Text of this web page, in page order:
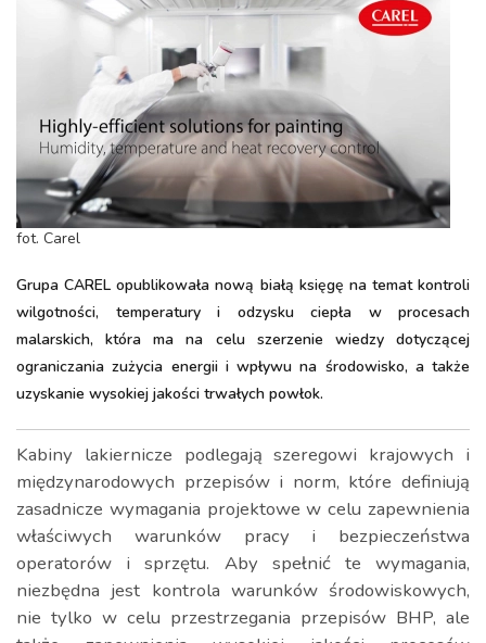
fot. Carel
Grupa CAREL opublikowała nową białą księgę na temat kontroli
wilgotności, temperatury i odzysku ciepła w procesach
malarskich, która ma na celu szerzenie wiedzy dotyczącej
ograniczania zużycia energii i wpływu na środowisko, a także
uzyskanie wysokiej jakości trwałych powłok.
Kabiny lakiernicze podlegają szeregowi krajowych i
międzynarodowych przepisów i norm, które definiują
zasadnicze wymagania projektowe w celu zapewnienia
właściwych warunków pracy i bezpieczeństwa
operatorów i sprzętu. Aby spełnić te wymagania,
niezbędna jest kontrola warunków środowiskowych,
nie tylko w celu przestrzegania przepisów BHP, ale